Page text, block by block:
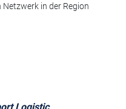
in der Region